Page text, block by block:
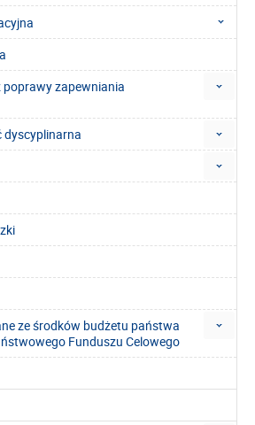
poprawy zapewniania
dyscyplinarna
ze środków budżetu państwa
Funduszu Celowego